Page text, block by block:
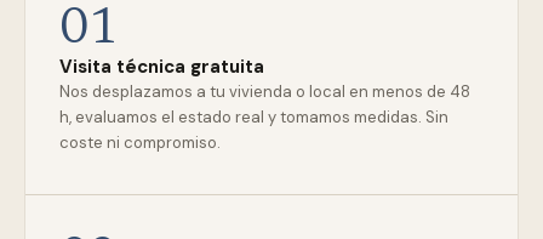
01
Visita técnica gratuita
Nos desplazamos a tu vivienda o local en menos de 48
h, evaluamos el estado real y tomamos medidas. Sin
coste ni compromiso.